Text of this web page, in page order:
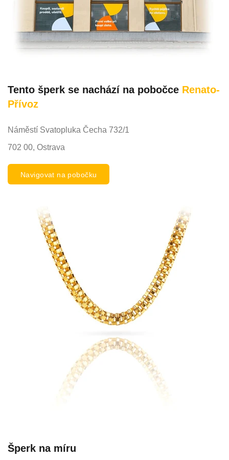
Tento šperk se nachází na pobočce Renato-
Přívoz
Náměstí Svatopluka Čecha 732/1
702 00, Ostrava
Navigovat na pobočku
Šperk na míru